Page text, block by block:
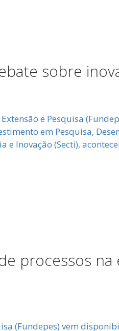
sobre
e Pesquisa
em Pesquisa,
Inovação (Secti),
processos na
(Fundepes) vem